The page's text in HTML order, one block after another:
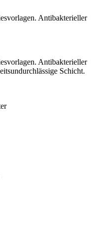
Antibakterieller
Antibakterieller
Schicht.